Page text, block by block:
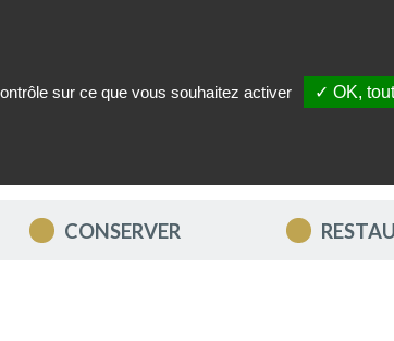
CONSERVER
sur ce que vous souhaitez activer ✓ OK,